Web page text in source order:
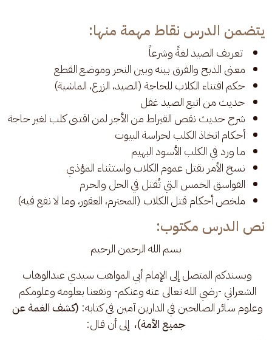
يتضمن الدرس نقاط مهمة منها:
تعريف الصيد لغةً وشرعاً
معنى الذبح والفرق بينه وبين النحر وموضع القطع
حكم اقتناء الكلاب للحاجة (الصيد، الزرع، الماشية)
حديث من اتبع الصيد غفل
شرح حديث نقص القيراط من الأجر لمن اقتنى كلب لغير حاجة
أحكام اتخاذ الكلب لحراسة البيوت
ما ورد في الكلب الأسود البهيم
نسخ الأمر بقتل عموم الكلاب واستثناء المؤذي
الفواسق الخمس التي تُقتل في الحل والحرم
ملخص أحكام قتل الكلاب (المحترم، العقور، وما لا نفع فيه)
نص الدرس مكتوب:
بسم الله الرحمن الرحيم
وبسندكم المتصل إلى الإمام أبي المواهب سيدي عبدالوهاب
الشعراني -رضي الله تعالى عنه وعنكم- ونفعنا بعلومه وعلومكم
وعلوم سائر الصالحين في الدارين آمين في كتابه: (كشف الغمة عن
جميع الأمة)، إلى أن قال: